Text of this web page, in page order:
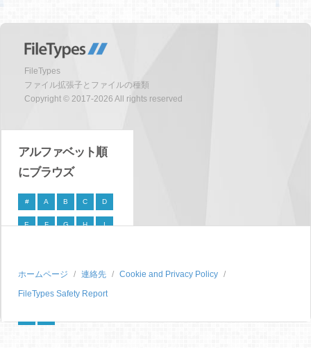
FileTypes
ファイル拡張子とファイルの種類
Copyright © 2017-2026 All rights reserved
アルファベット順
にブラウズ
# A B C D
E F G H I
P Q R S
T U V W X
ホームページ 連絡先
Cookie and Privacy Policy
FileTypes Safety Report